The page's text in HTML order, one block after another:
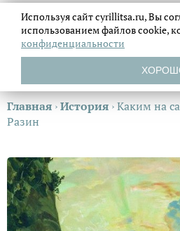
Главная ›История ›Каким на
Разин
Используя сайт cyrillitsa.ru, Вы
использованием файловcookie,
конфиденциальности